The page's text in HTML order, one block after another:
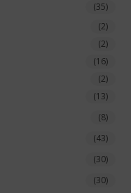
(35)
(2)
(2)
(16)
(2)
(13)
(8)
(43)
(30)
(30)